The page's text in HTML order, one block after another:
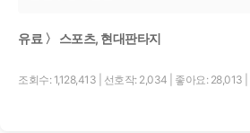
유료 〉 스포츠, 현대판타지
조회수: 1,128,413 선호작: 2,034 좋아요: 28,013